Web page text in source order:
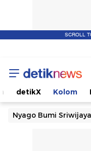
SCROLL
detikX Kolom
Nyago Bumi Sriwijaya